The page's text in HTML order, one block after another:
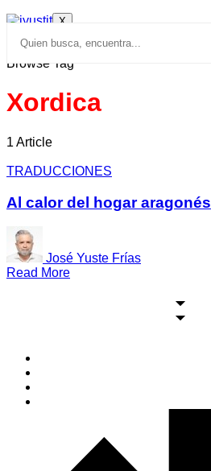
X
Browse Tag
Xordica
1 Article
TRADUCCIONES
Al calor del hogar aragonés
José Yuste Frías
Read More